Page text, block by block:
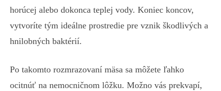
horúcej alebo dokonca teplej vody. Koniec koncov,
vytvoríte tým ideálne prostredie pre vznik škodlivých a
hnilobných baktérií.
Po takomto rozmrazovaní mäsa sa môžete ľahko
ocitnúť na nemocničnom lôžku. Možno vás prekvapí,